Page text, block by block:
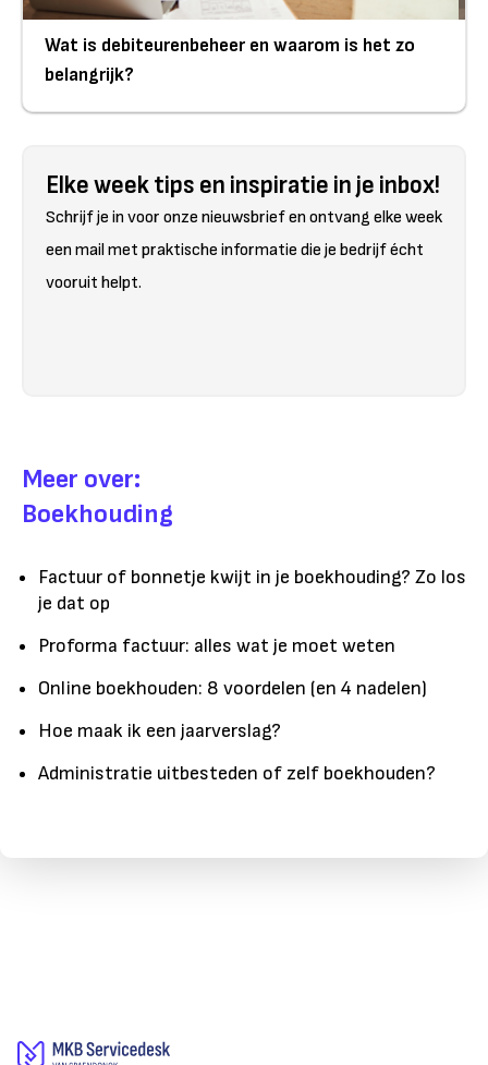
Wat is debiteurenbeheer en waarom is het zo
belangrijk?
Elke week tips en inspiratie in je inbox!
Schrijf je in voor onze nieuwsbrief en ontvang elke week
een mail met praktische informatie die je bedrijf écht
vooruit helpt.
Meer over:
Boekhouding
Factuur of bonnetje kwijt in je boekhouding? Zo los
je dat op
Proforma factuur: alles wat je moet weten
Online boekhouden: 8 voordelen (en 4 nadelen)
Hoe maak ik een jaarverslag?
Administratie uitbesteden of zelf boekhouden?